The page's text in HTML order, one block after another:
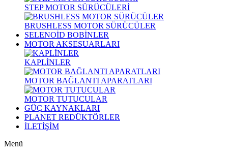
STEP MOTOR SÜRÜCÜLERİ
BRUSHLESS MOTOR SÜRÜCÜLER
SELENOİD BOBİNLER
MOTOR AKSESUARLARI
KAPLİNLER
MOTOR BAĞLANTI APARATLARI
MOTOR TUTUCULAR
GÜÇ KAYNAKLARI
PLANET REDÜKTÖRLER
İLETİŞİM
Menü